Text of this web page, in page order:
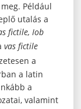
Például
utalás a
fictile, Iob
vas fictile
a
a latin
a
valamint